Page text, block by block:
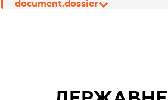
document.dossier